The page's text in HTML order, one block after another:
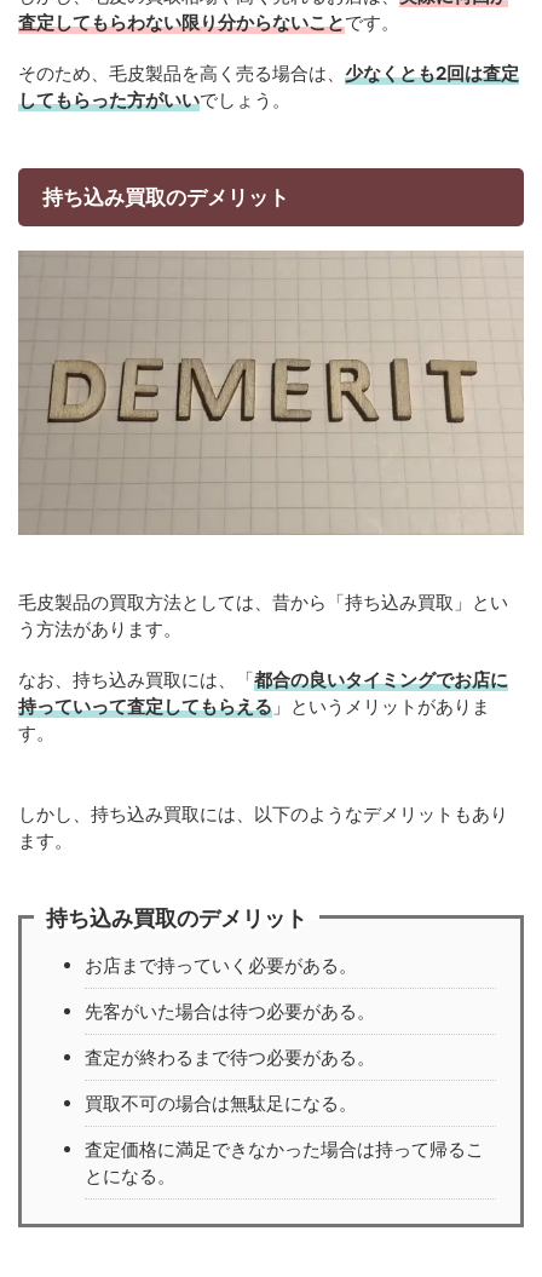
査定してもらわない限り分からないことです。
そのため、毛皮製品を高く売る場合は、 少なくとも2回は査定
してもらった方がいいでしょう。
持ち込み買取のデメリット
毛皮製品の買取方法としては、昔から「持ち込み買取」とい
う方法があります。
なお、持ち込み買取には、「都合の良いタイミングでお店に
持っていって査定してもらえる 」というメリットがありま
す。
しかし、持ち込み買取には、以下のようなデメリットもあり
ます。
持ち込み買取のデメリット
お店まで持っていく必要がある。
先客がいた場合は待つ必要がある。
査定が終わるまで待つ必要がある。
買取不可の場合は無駄足になる。
査定価格に満足できなかった場合は持って帰るこ
とになる。